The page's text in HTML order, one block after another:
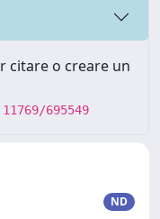
citare o creare un
695549
ND